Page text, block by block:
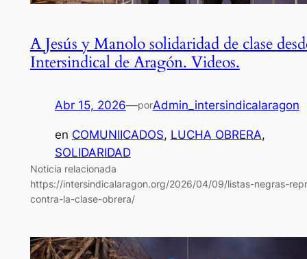
A Jesús y Manolo solidaridad de clase
Intersindical de Aragón. Videos.
Abr 15, 2026—porAdmin_intersindicalaragon
en COMUNIICADOS, LUCHA OBRERA
SOLIDARIDAD
Noticia relacionada
https://intersindicalaragon.org/2026/04/09/listas-negras-
contra-la-clase-obrera/